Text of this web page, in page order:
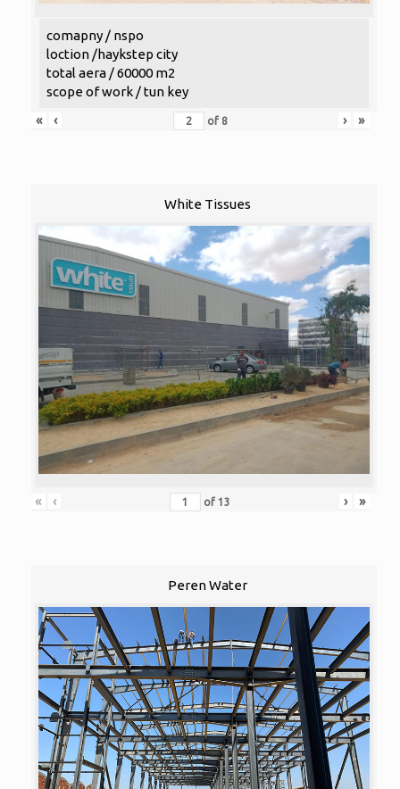
comapny / nspo
loction /haykstep city
total aera / 60000 m2
scope of work / tun key
«
‹ of 8 › »
White Tissues
« ‹ of 13 › »
Peren Water